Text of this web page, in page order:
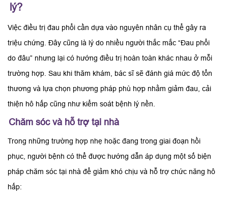
lý?
Việc điều trị đau phổi cần dựa vào nguyên nhân cụ thể gây ra
triệu chứng. Đây cũng là lý do nhiều người thắc mắc “Đau phổi
do đâu” nhưng lại có hướng điều trị hoàn toàn khác nhau ở mỗi
trường hợp. Sau khi thăm khám, bác sĩ sẽ đánh giá mức độ tổn
thương và lựa chọn phương pháp phù hợp nhằm giảm đau, cải
thiện hô hấp cũng như kiểm soát bệnh lý nền.
Chăm sóc và hỗ trợ tại nhà
Trong những trường hợp nhẹ hoặc đang trong giai đoạn hồi
phục, người bệnh có thể được hướng dẫn áp dụng một số biện
pháp chăm sóc tại nhà để giảm khó chịu và hỗ trợ chức năng hô
hấp: